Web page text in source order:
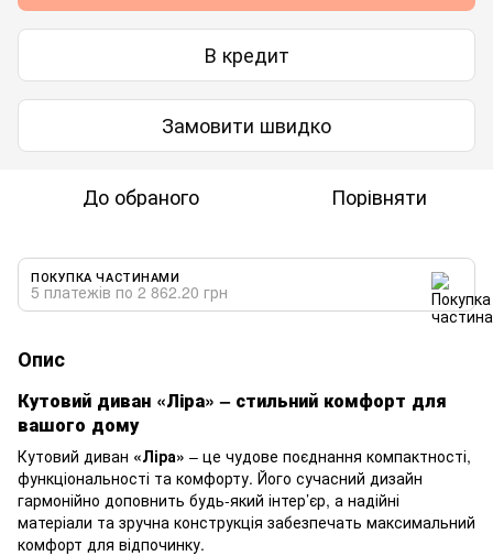
В кредит
Замовити швидко
До обраного Порівняти
ПОКУПКА ЧАСТИНАМИ
5 платежів по 2 862.20 грн
Опис
Кутовий диван «Ліра» – стильний комфорт для
вашого дому
Кутовий диван «Ліра» – це чудове поєднання компактності,
функціональності та комфорту. Його сучасний дизайн
гармонійно доповнить будь-який інтер’єр, а надійні
матеріали та зручна конструкція забезпечать максимальний
комфорт для відпочинку.